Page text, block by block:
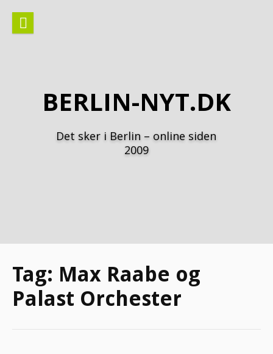
indhold
BERLIN-NYT.DK
Det sker i Berlin – online siden
2009
Tag: Max Raabe og
Palast Orchester